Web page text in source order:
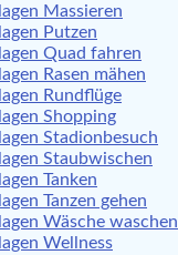
Massieren
Putzen
Quad fahren
Rasen mähen
Rundflüge
Shopping
Stadionbesuch
Staubwischen
Tanken
Tanzen gehen
Wäsche waschen
Wellness